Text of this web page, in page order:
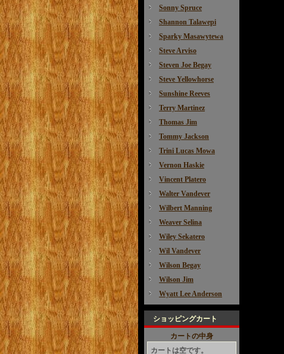
Sonny Spruce
Shannon Talawepi
Sparky Masawytewa
Steve Arviso
Steven Joe Begay
Steve Yellowhorse
Sunshine Reeves
Terry Martinez
Thomas Jim
Tommy Jackson
Trini Lucas Mowa
Vernon Haskie
Vincent Platero
Walter Vandever
Wilbert Manning
Weaver Selina
Wiley Sekatero
Wil Vandever
Wilson Begay
Wilson Jim
Wyatt Lee Anderson
ショッピングカート
カートの中身
カートは空です。